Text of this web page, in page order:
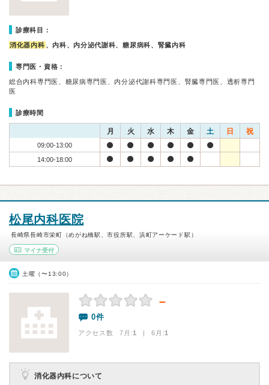
診療科目：
消化器内科 、内科、内分泌代謝科、糖尿病科、腎臓内科
専門医・資格：
総合内科専門医、糖尿病専門医、内分泌代謝科専門医、腎臓専門医、透析専門
医
診療時間
月 火 水 木 金 土 日 祝
09:00-13:00
14:00-18:00
松尾内科医院
長崎県長崎市栄町（めがね橋駅、市役所駅、浜町アーケード駅）
マイナ受付
土曜（〜13:00）
－
0件
アクセス数 7月:1 | 6月:1
消化器内科について